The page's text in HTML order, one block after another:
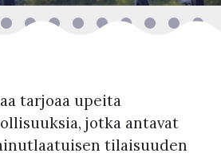
tarjoaa upeita
jotka antavat
tilaisuuden